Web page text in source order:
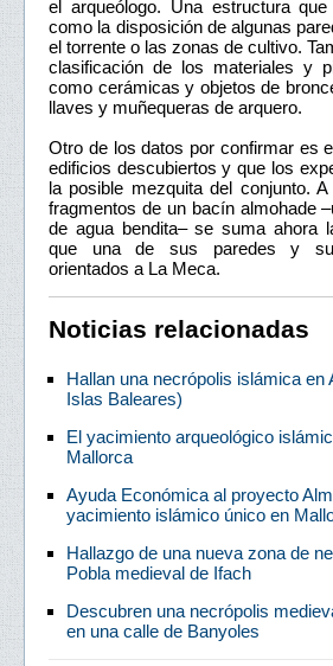
el arqueólogo. Una estructura
como la disposición de algunas
el torrente o las zonas de cultivo.
clasificación de los materiales y
como cerámicas y objetos de
llaves y muñequeras de arquero.
Otro de los datos por confirmar es
edificios descubiertos y que los
la posible mezquita del conjunto.
fragmentos de un bacín almohade
de agua bendita– se suma ahora
que una de sus paredes y
orientados a La Meca.
Noticias relacionadas
Hallan una necrópolis islámica en
Islas Baleares)
El yacimiento arqueológico
Mallorca
Ayuda Económica al proyecto
yacimiento islámico único en
Hallazgo de una nueva zona de
Pobla medieval de Ifach
Descubren una necrópolis
en una calle de Banyoles